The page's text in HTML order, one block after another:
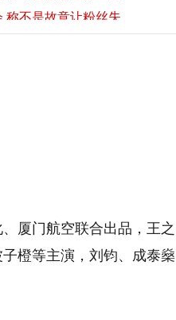
称不是故意让粉丝失
称不是故意让粉丝失
厦门航空联合出品，王之
橙等主演，刘钧、成泰燊